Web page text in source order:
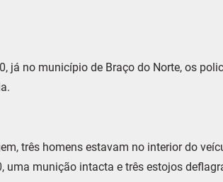
já no município de Braço do Norte, os
três homens estavam no interior do
uma munição intacta e três estojos